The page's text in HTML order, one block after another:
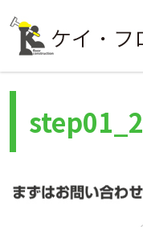
step01_2
Site
Footer